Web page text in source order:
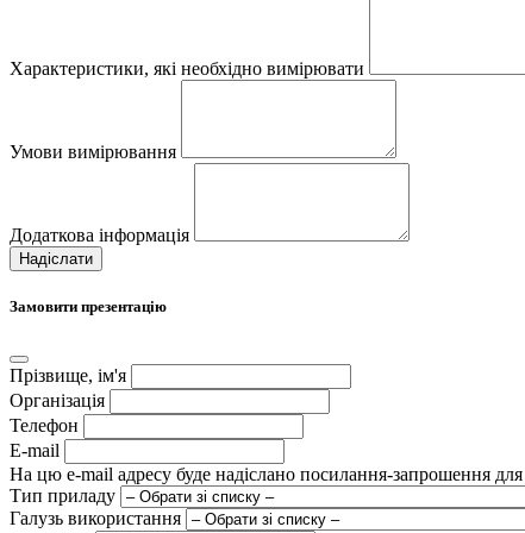
Характеристики, які необхідно вимірювати
Умови вимірювання
Додаткова інформація
Надіслати
Замовити презентацію
Прізвище, ім'я
Організація
Телефон
E-mail
На цю e-mail адресу буде надіслано посилання-запрошення для
Тип приладу
Галузь використання